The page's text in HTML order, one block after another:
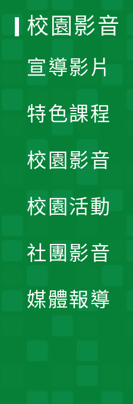
校園影音
宣導影片
特色課程
校園影音
校園活動
社團影音
媒體報導